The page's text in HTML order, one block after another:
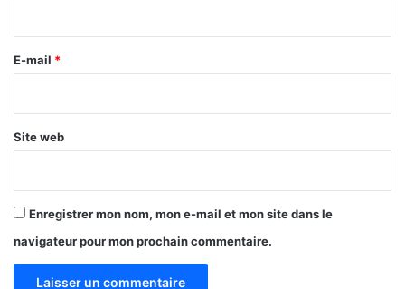
p
t
e
E-mail *
Site web
Enregistrer mon nom, mon e-mail et mon site dans le
navigateur pour mon prochain commentaire.